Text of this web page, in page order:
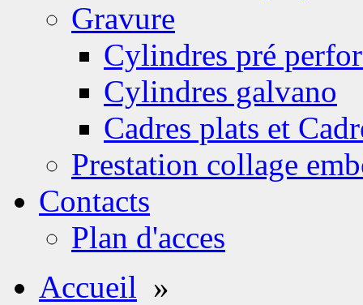
Gravure
Cylindres pré
Cylindres galvano
Cadres plats et
Prestation collage
Contacts
Plan d'acces
Accueil »